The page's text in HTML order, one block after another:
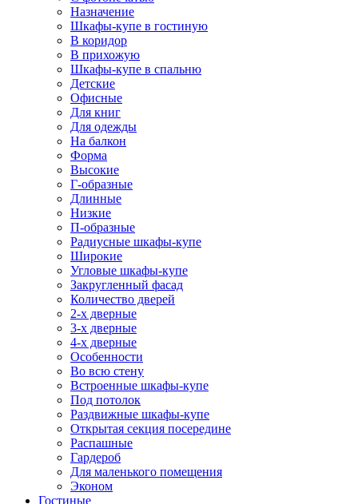
Назначение
Шкафы-купе в гостиную
В коридор
В прихожую
Шкафы-купе в спальню
Детские
Офисные
Для книг
Для одежды
На балкон
Форма
Высокие
Г-образные
Длинные
Низкие
П-образные
Радиусные шкафы-купе
Широкие
Угловые шкафы-купе
Закругленный фасад
Количество дверей
2-х дверные
3-х дверные
4-х дверные
Особенности
Во всю стену
Встроенные шкафы-купе
Под потолок
Раздвижные шкафы-купе
Открытая секция посередине
Распашные
Гардероб
Для маленького помещения
Эконом
Гостиные